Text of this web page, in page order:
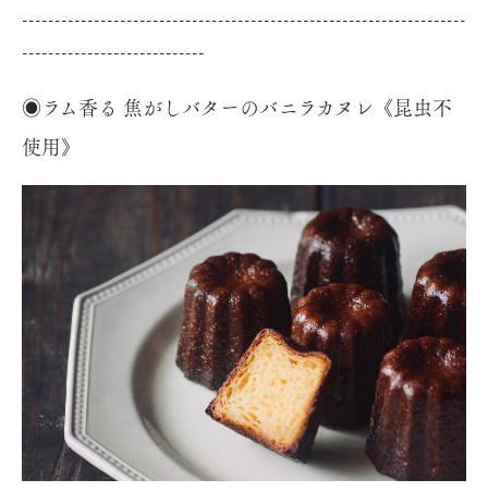
--------------------------------------------------------------------
----------------------------
◉ラム香る 焦がしバターのバニラカヌレ《昆虫不
使用》